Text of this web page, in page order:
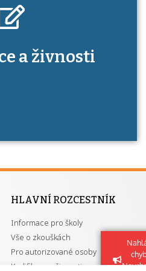
osoba a jaké výhody
autorizace?
a živnosti
HLAVNÍ ROZCESTNÍK
Informace pro školy
Vše o zkouškách
Pro autorizované osoby
Kvalifikace a živnosti